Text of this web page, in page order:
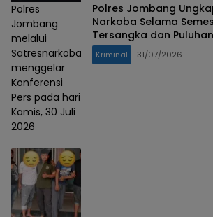
Polres
Jombang
melalui
Satresnarkoba
menggelar
Konferensi
Pers pada hari
Kamis, 30 Juli
2026
Polres Jombang
Narkoba Selama
Tersangka dan
Diamankan
Kriminal 31/07/2026